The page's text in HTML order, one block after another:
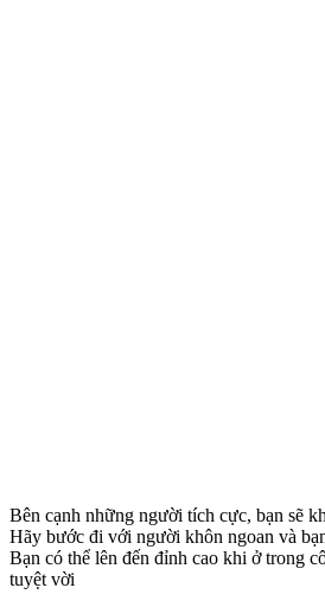
Bên cạnh những người tích cực, bạn sẽ
Hãy bước đi với người khôn ngoan và
Bạn có thể lên đến đỉnh cao khi ở trong
tuyệt vời